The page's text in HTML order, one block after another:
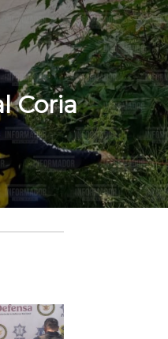
Coria